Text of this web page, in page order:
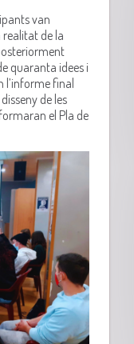
van
realitat de la
quaranta idees i
l’informe final
de les
el Pla de